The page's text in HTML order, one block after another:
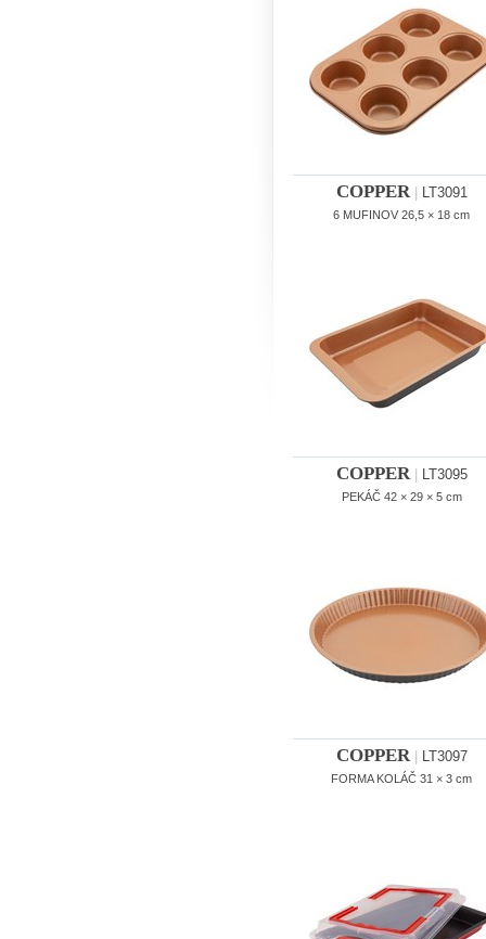
COPPER| LT3091
6 MUFINOV 26,5 × 18 cm
COPPER| LT3095
PEKÁČ 42 × 29 × 5 cm
COPPER| LT3097
FORMA KOLÁČ 31 × 3 cm